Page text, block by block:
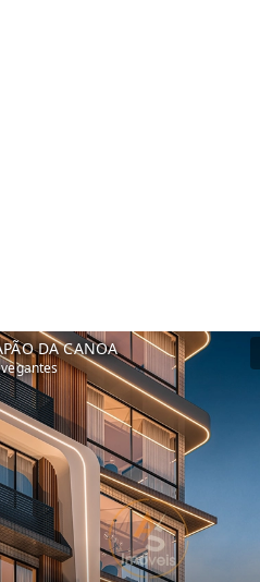
DA CANOA